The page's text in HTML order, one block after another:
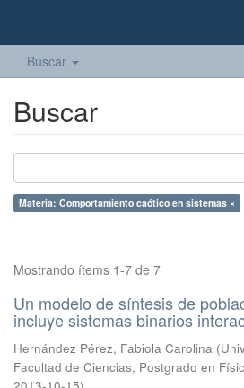
Buscar
Buscar
Materia: Comportamiento caótico en sistemas ×
Mostrando ítems 1-7 de 7
Un modelo de síntesis de
incluye sistemas binarios
Hernández Pérez, Fabiola Carolina (
Facultad de Ciencias, Postgrado en